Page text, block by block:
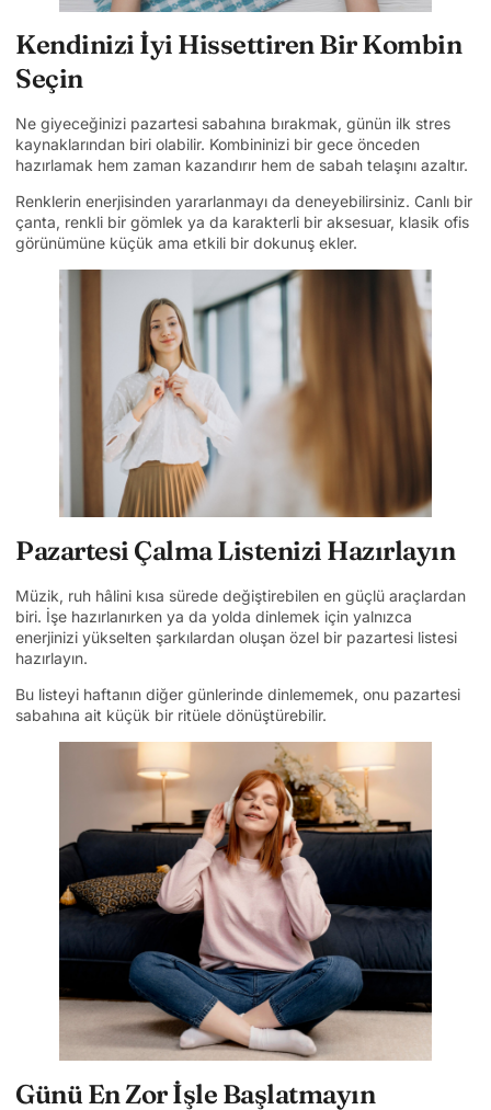
Kendinizi İyi Hissettiren Bir Kombin
Seçin
Ne giyeceğinizi pazartesi sabahına bırakmak, günün ilk stres
kaynaklarından biri olabilir. Kombininizi bir gece önceden
hazırlamak hem zaman kazandırır hem de sabah telaşını azaltır.
Renklerin enerjisinden yararlanmayı da deneyebilirsiniz. Canlı bir
çanta, renkli bir gömlek ya da karakterli bir aksesuar, klasik ofis
görünümüne küçük ama etkili bir dokunuş ekler.
Pazartesi Çalma Listenizi Hazırlayın
Müzik, ruh hâlini kısa sürede değiştirebilen en güçlü araçlardan
biri. İşe hazırlanırken ya da yolda dinlemek için yalnızca
enerjinizi yükselten şarkılardan oluşan özel bir pazartesi listesi
hazırlayın.
Bu listeyi haftanın diğer günlerinde dinlememek, onu pazartesi
sabahına ait küçük bir ritüele dönüştürebilir.
Günü En Zor İşle Başlatmayın